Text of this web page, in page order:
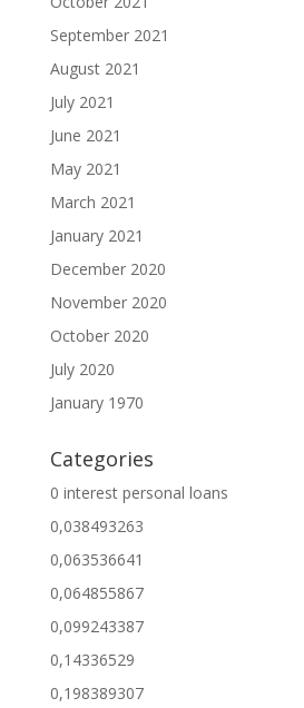
September 2021
August 2021
July 2021
June 2021
May 2021
March 2021
January 2021
December 2020
November 2020
October 2020
July 2020
January 1970
Categories
0 interest personal loans
0,038493263
0,063536641
0,064855867
0,099243387
0,14336529
0,198389307